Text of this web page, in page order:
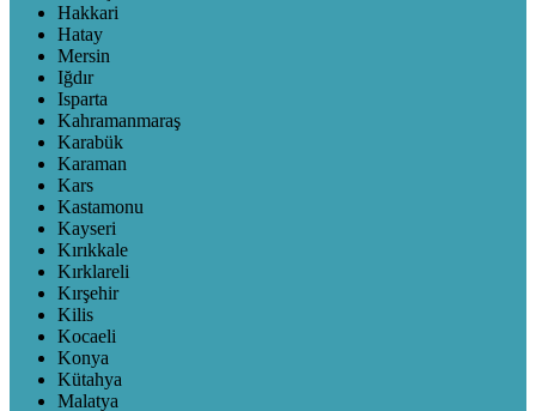
Hakkari
Hatay
Mersin
Iğdır
Isparta
Kahramanmaraş
Karabük
Karaman
Kars
Kastamonu
Kayseri
Kırıkkale
Kırklareli
Kırşehir
Kilis
Kocaeli
Konya
Kütahya
Malatya